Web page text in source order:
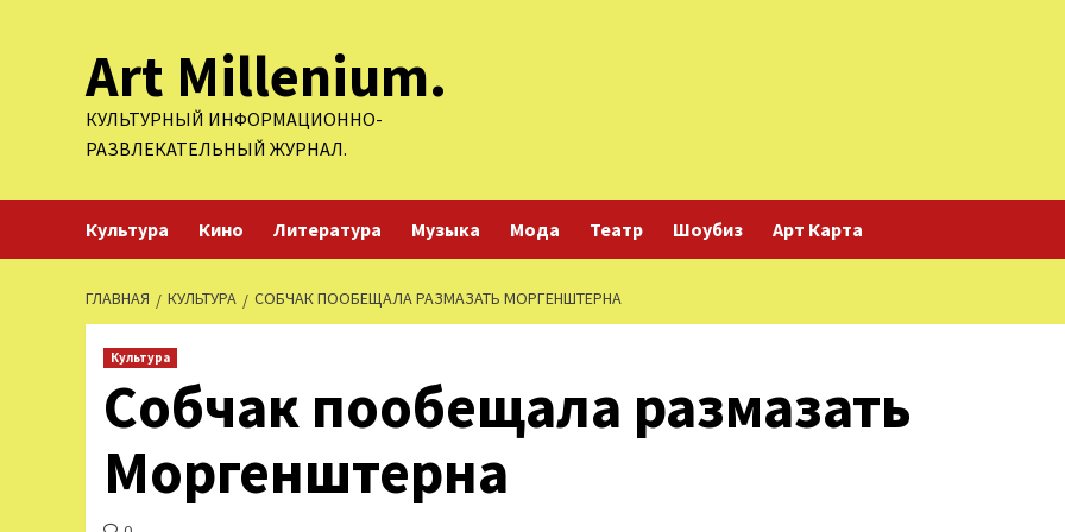
содержимомуArt Millenium.
КУЛЬТУРНЫЙ ИНФОРМАЦИОННО-
РАЗВЛЕКАТЕЛЬНЫЙ ЖУРНАЛ.
Культура Кино Литература Музыка Мода Театр Шоубиз Арт Карта
ГЛАВНАЯ КУЛЬТУРА СОБЧАК ПООБЕЩАЛА РАЗМАЗАТЬ МОРГЕНШТЕРНА
Культура
Собчак пообещала размазать
Моргенштерна